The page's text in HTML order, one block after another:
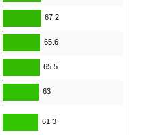
67.2
65.6
65.5
63
61.3